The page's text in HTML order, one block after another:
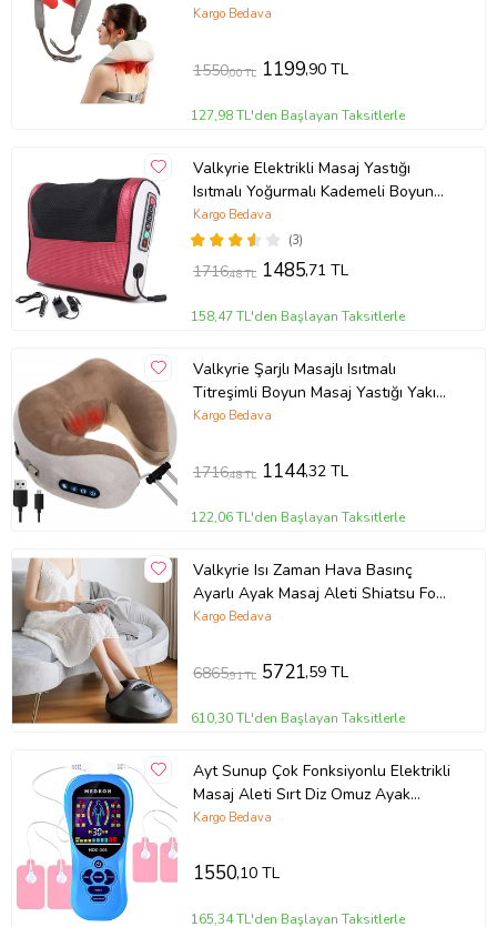
- Eşsiz parmak ucu simülasyonuyla gelen yumuşak dokunuşlar,
omuzlarınızda ve sırtınızda biriken gerginliği hafifletir. yastık özelliği
ile kaslarınızdaki krampların çözülmesine yardımcı olurken, özel
tasarlanmış kulunç yok etme başlığı ile en derin düğümleri bile
Ürün Kodu: kcm4545192
Kargo Bedava
1550,00 TL 1199,90 TL
127,98 TL'den Başlayan Taksitlerle
Valkyrie Elektrikli Masaj Yastığı
Isıtmalı Yoğurmalı Kademeli Boyun
Bel Sırt Bacak Masajı Araç
Çakmaklıklı Adaptörlü
(3)
Kargo Bedava
1716,48 TL 1485,71 TL
158,47 TL'den Başlayan Taksitlerle
Valkyrie Şarjlı Masajlı Isıtmalı
Titreşimli Boyun Masaj Yastığı Yakı
Kompleksi
Kargo Bedava
1716,48 TL 1144,32 TL
122,06 TL'den Başlayan Taksitlerle
Valkyrie Isı Zaman Hava Basınç
Ayarlı Ayak Masaj Aleti Shiatsu Foot
Massager Kumandalı
Kargo Bedava
6865,91 TL 5721,59 TL
610,30 TL'den Başlayan Taksitlerle
Ayt Sunup Çok Fonksiyonlu Elektrikli
Masaj Aleti Sırt Diz Omuz Ayak
Bileği El Bileği Dirsek Masaj Cihazı
Kargo Bedava
1550,10 TL
165,34 TL'den Başlayan Taksitlerle